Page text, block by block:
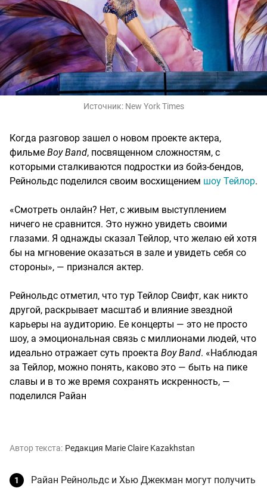
Источник: New York Times
Когда разговор зашел о новом проекте актера,
фильме Boy Band, посвященном сложностям, с
которыми сталкиваются подростки из бойз-бендов,
Рейнольдс поделился своим восхищением шоу Тейлор.
«Смотреть онлайн? Нет, с живым выступлением
ничего не сравнится. Это нужно увидеть своими
глазами. Я однажды сказал Тейлор, что желаю ей хотя
бы на мгновение оказаться в зале и увидеть себя со
стороны», — признался актер.
Рейнольдс отметил, что тур Тейлор Свифт, как никто
другой, раскрывает масштаб и влияние звездной
карьеры на аудиторию. Ее концерты — это не просто
шоу, а эмоциональная связь с миллионами людей, что
идеально отражает суть проекта Boy Band. «Наблюдая
за Тейлор, можно понять, каково это — быть на пике
славы и в то же время сохранять искренность, —
поделился Райан
Автор текста: Редакция Marie Claire Kazakhstan
Райан Рейнольдс и Хью Джекман могут получить